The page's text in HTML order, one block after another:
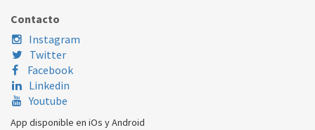
TEKA
Contacto
Instagram
Twitter
Facebook
Linkedin
Youtube
App disponible en iOs y Android